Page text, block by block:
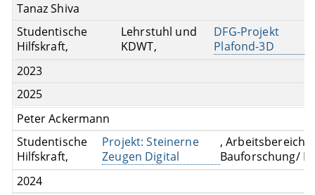
Tanaz Shiva
Studentische
Hilfskraft,
Lehrstuhl und
KDWT,
DFG-Projekt
Plafond-3D
2023
2025
Peter Ackermann
Studentische
Hilfskraft,
Projekt: Steinerne
Zeugen Digital
, Arbeitsbereich
Bauforschung/
2024